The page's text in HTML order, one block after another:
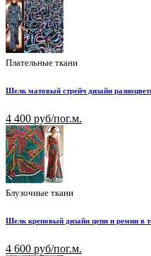
Плательные ткани
Шелк матовый стрейч дизайн
4 400 руб/пог.м.
Блузочные ткани
Шелк креповый дизайн цепи и ремни в
4 600 руб/пог.м.